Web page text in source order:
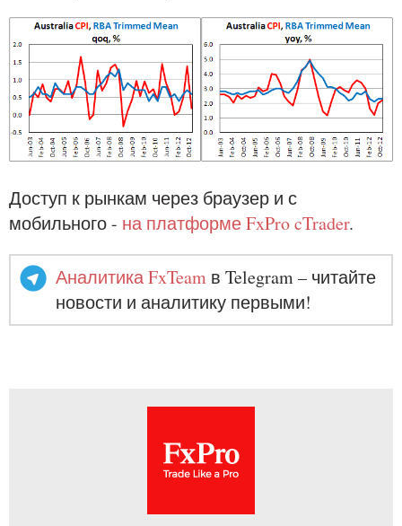
Доступ к рынкам через браузер и с
мобильного - на платформе FxPro cTrader.
Аналитика FxTeam в Telegram – читайте
новости и аналитику первыми!